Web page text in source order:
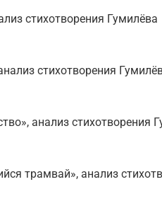
стихотворения Гумилёва
стихотворения
анализ стихотворения
трамвай», анализ